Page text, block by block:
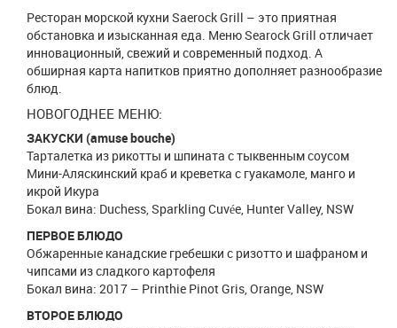
Ресторан морской кухни Saerock Grill – это приятная
обстановка и изысканная еда. Меню Searock Grill отличает
инновационный, свежий и современный подход. А
обширная карта напитков приятно дополняет разнообразие
блюд.
НОВОГОДНЕЕ МЕНЮ:
ЗАКУСКИ (amuse bouche)
Тарталетка из рикотты и шпината с тыквенным соусом
Мини-Аляскинский краб и креветка с гуакамоле, манго и
икрой Икура
Бокал вина: Duchess, Sparkling Cuvée, Hunter Valley, NSW
ПЕРВОЕ БЛЮДО
Обжаренные канадские гребешки с ризотто и шафраном и
чипсами из сладкого картофеля
Бокал вина: 2017 – Printhie Pinot Gris, Orange, NSW
ВТОРОЕ БЛЮДО